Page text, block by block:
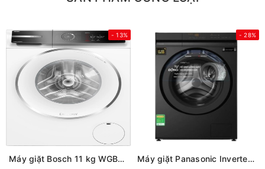
- 13%
Máy giặt Bosch 11 kg WGB266A90
- 28%
Máy giặt Panasonic Inverter 12 kg NA-24VDG1BVT (Mới 2026)